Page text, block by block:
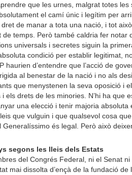
que les urnes, malgrat totes les
el camí únic i legítim per
de manar a tota una nació, i tot
de temps. Però també caldria fer notar
universals i secretes siguin la
condició per establir legitimat,
haurien d’entendre que l’acció de
al benestar de la nació i no als
que menystenen la seva oposició i
els drets de les minories. N’hi ha que
una elecció i tenir majoria absoluta
que vulguin i que qualsevol cosa
Generalíssimo és legal. Però això
segons les lleis dels Estats
del Congrés Federal, ni el Senat ni
mai dissolta d’ençà de la fundació de